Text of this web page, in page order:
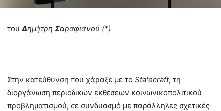
του Δημήτρη Σαραφιανού (*)
Στην κατεύθυνση που χάραξε με το Statecraft, τη
διοργάνωση περιοδικών εκθέσεων κοινωνικοπολιτικού
προβληματισμού, σε συνδυασμό με παράλληλες σχετικές